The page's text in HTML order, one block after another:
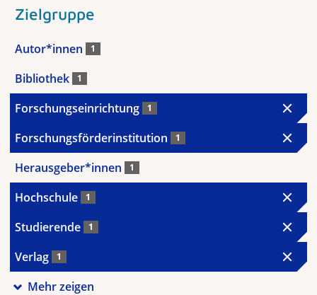
Zielgruppe
Autor*innen 1
Bibliothek 1
Forschungseinrichtung 1
Forschungsförderinstitution 1
Herausgeber*innen 1
Hochschule 1
Studierende 1
Verlag 1
Mehr zeigen